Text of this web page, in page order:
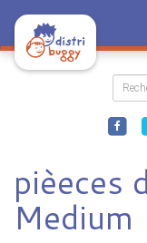
pièeces
Medium